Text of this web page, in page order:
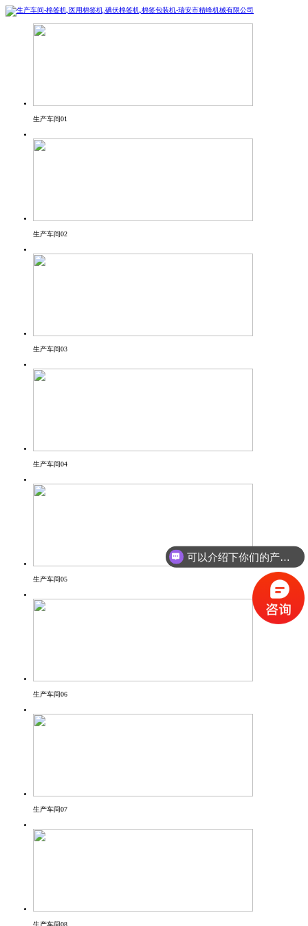
生产车间01
生产车间02
生产车间03
生产车间04
生产车间05
生产车间06
生产车间07
生产车间08
可以介绍下你们的产品么？